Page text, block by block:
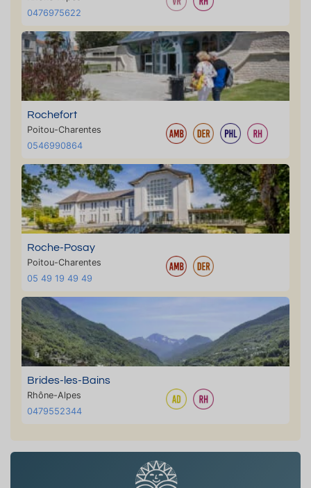
0476975622
Rochefort
Poitou-Charentes
0546990864
Roche-Posay
Poitou-Charentes
05 49 19 49 49
Brides-les-Bains
Rhône-Alpes
0479552344